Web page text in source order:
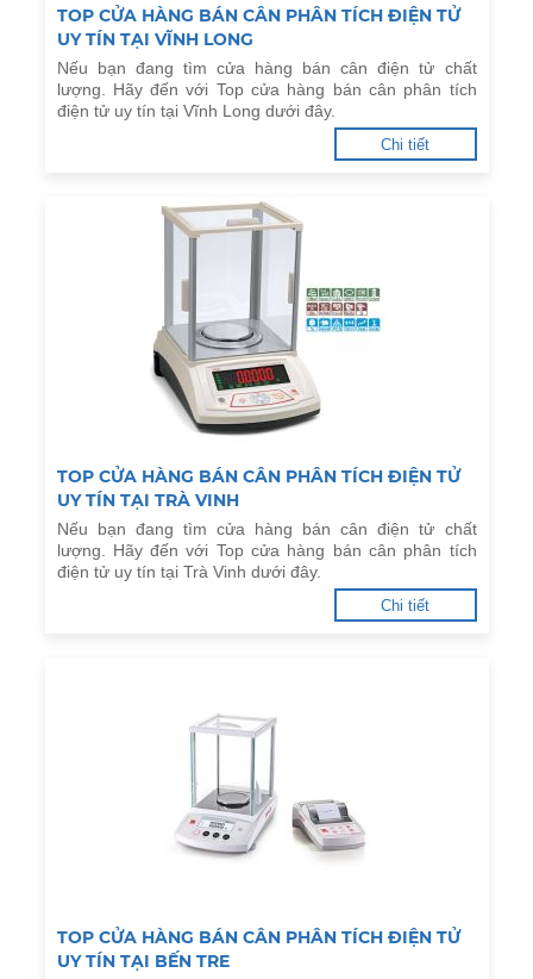
TOP CỬA HÀNG BÁN CÂN PHÂN TÍCH ĐIỆN TỬ
UY TÍN TẠI VĨNH LONG
Nếu bạn đang tìm cửa hàng bán cân điện tử chất
lượng. Hãy đến với Top cửa hàng bán cân phân tích
điện tử uy tín tại Vĩnh Long dưới đây.
Chi tiết
TOP CỬA HÀNG BÁN CÂN PHÂN TÍCH ĐIỆN TỬ
UY TÍN TẠI TRÀ VINH
Nếu bạn đang tìm cửa hàng bán cân điện tử chất
lượng. Hãy đến với Top cửa hàng bán cân phân tích
điện tử uy tín tại Trà Vinh dưới đây.
Chi tiết
TOP CỬA HÀNG BÁN CÂN PHÂN TÍCH ĐIỆN TỬ
UY TÍN TẠI BẾN TRE